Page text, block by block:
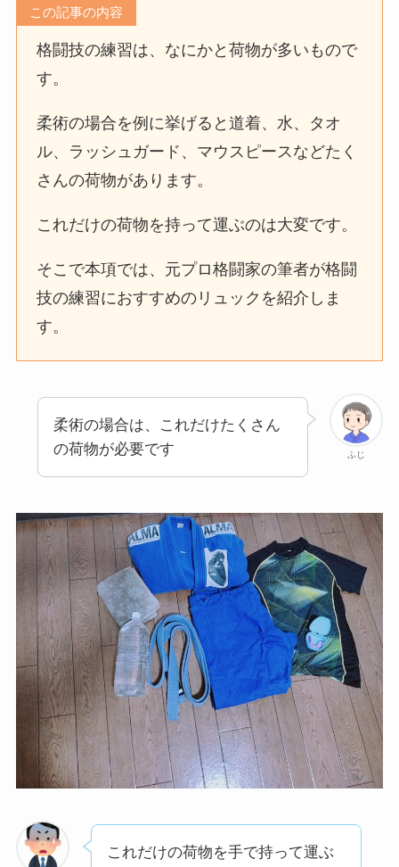
この記事の内容
格闘技の練習は、なにかと荷物が多いもので
す。
柔術の場合を例に挙げると道着、水、タオ
ル、ラッシュガード、マウスピースなどたく
さんの荷物があります。
これだけの荷物を持って運ぶのは大変です。
そこで本項では、元プロ格闘家の筆者が格闘
技の練習におすすめのリュックを紹介しま
す。
ふじ
柔術の場合は、これだけたくさん
の荷物が必要です
これだけの荷物を手で持って運ぶ